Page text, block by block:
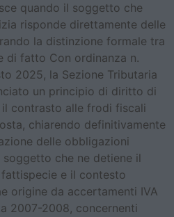
quando il soggetto che
risponde direttamente delle
la distinzione formale tra
di fatto Con ordinanza n.
2025, la Sezione Tributaria
un principio di diritto di
contrasto alle frodi fiscali
chiarendo definitivamente
delle obbligazioni
che ne detiene il
e il contesto
origine da accertamenti IVA
2007-2008, concernenti